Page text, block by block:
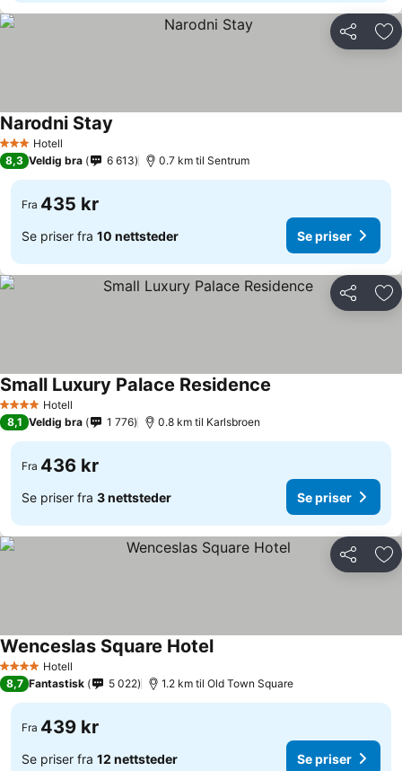
Del
3 StjernerHotell
Narodni Stay
8,3 Veldig bra 6 613 0.7 km til Sentrum
Fra 435 kr
Se priser fra 10 nettsteder Se priser
Del
4 StjernerHotell
Small Luxury Palace Residence
8,1 Veldig bra 1 776 0.8 km til Karlsbroen
Fra 436 kr
Se priser fra 3 nettsteder Se priser
Del
4 StjernerHotell
Wenceslas Square Hotel
8,7 Fantastisk 5 022 1.2 km til Old Town Square
Fra 439 kr
Se priser fra 12 nettsteder Se priser